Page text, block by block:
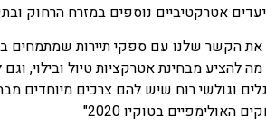
אטרקטיביים נוספים במזרח הרחוק
את הקשר שלנו עם ספקי תיירות שמתמחים
להציע מבחינת אטרקציות טיול ובילוי,
וגולשי רוח שיש להם צרכים מיוחדים
בטוקיו 2020"